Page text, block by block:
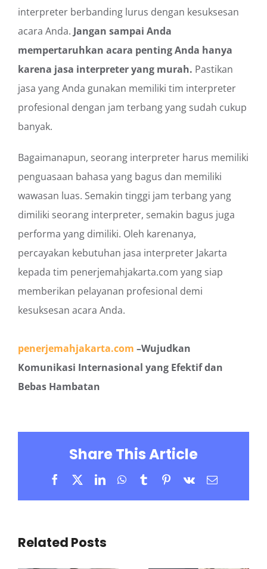
interpreter berbanding lurus dengan kesuksesan
acara Anda. Jangan sampai Anda
mempertaruhkan acara penting Anda hanya
karena jasa interpreter yang murah. Pastikan
jasa yang Anda gunakan memiliki tim interpreter
profesional dengan jam terbang yang sudah cukup
banyak.
Bagaimanapun, seorang interpreter harus memiliki
penguasaan bahasa yang bagus dan memiliki
wawasan luas. Semakin tinggi jam terbang yang
dimiliki seorang interpreter, semakin bagus juga
performa yang dimiliki. Oleh karenanya,
percayakan kebutuhan jasa interpreter Jakarta
kepada tim penerjemahjakarta.com yang siap
memberikan pelayanan profesional demi
kesuksesan acara Anda.
penerjemahjakarta.com –Wujudkan
Komunikasi Internasional yang Efektif dan
Bebas Hambatan
Share This Article
Facebook LinkedInWhatsApp
TumblrPinterest
Vk Email
Related Posts